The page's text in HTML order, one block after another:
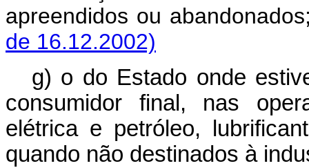
apreendidos ou
de 16.12.2002)
g) o do Estado onde
consumidor final, nas
elétrica e petróleo,
quando não destinados à